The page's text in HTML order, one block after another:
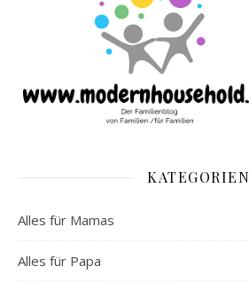
KATEGORIEN
Alles für Mamas
Alles für Papa